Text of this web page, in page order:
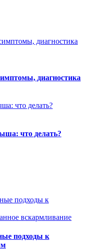
диагностика
что делать?
вскармливание
подходы к